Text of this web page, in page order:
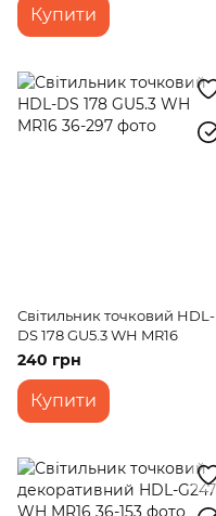
Купити
Світильник точковий HDL-
DS 178 GU5.3 WH MR16
240 грн
Купити